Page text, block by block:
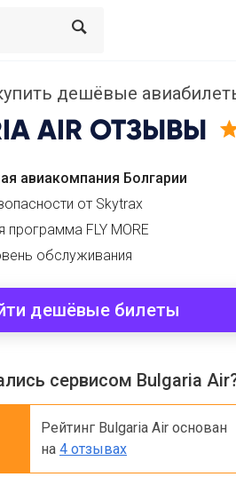
дешёвые
AIR ОТЗЫВЫ
авиакомпания Болгарии
от Skytrax
программа FLY MORE
обслуживания
дешёвые билеты
сервисом Bulgaria
Рейтинг Bulgaria Air основан
на 4 отзывах